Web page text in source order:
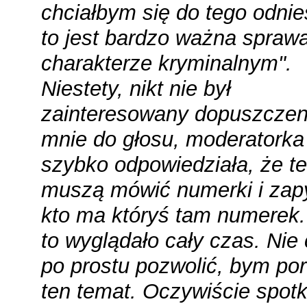
chciałbym się do tego
to jest bardzo ważna
charakterze kryminalnym".
Niestety, nikt nie był
zainteresowany
mnie do głosu, moderatorka
szybko odpowiedziała, że
muszą mówić numerki i
kto ma któryś tam
to wyglądało cały czas. Nie
po prostu pozwolić, bym
ten temat. Oczywiście